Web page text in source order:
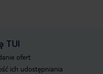
TUI
ofert
ich udostępniania